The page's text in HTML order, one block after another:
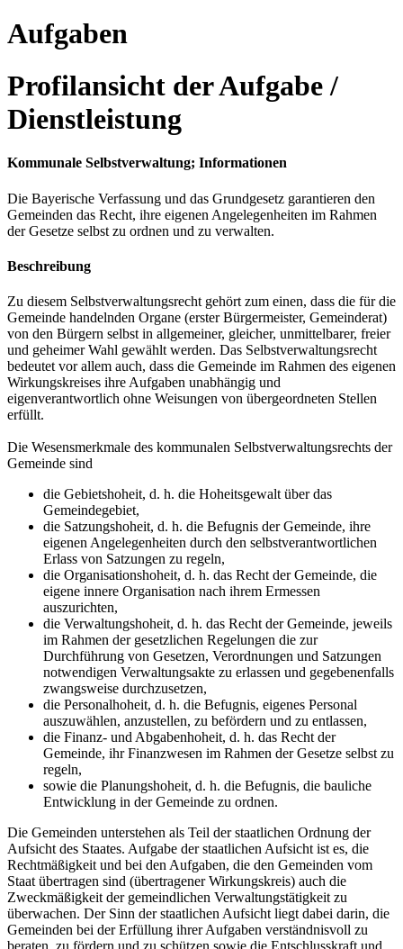
Aufgaben
Profilansicht der Aufgabe /
Dienstleistung
Kommunale Selbstverwaltung; Informationen
Die Bayerische Verfassung und das Grundgesetz garantieren den
Gemeinden das Recht, ihre eigenen Angelegenheiten im Rahmen
der Gesetze selbst zu ordnen und zu verwalten.
Beschreibung
Zu diesem Selbstverwaltungsrecht gehört zum einen, dass die für die
Gemeinde handelnden Organe (erster Bürgermeister, Gemeinderat)
von den Bürgern selbst in allgemeiner, gleicher, unmittelbarer, freier
und geheimer Wahl gewählt werden. Das Selbstverwaltungsrecht
bedeutet vor allem auch, dass die Gemeinde im Rahmen des eigenen
Wirkungskreises ihre Aufgaben unabhängig und
eigenverantwortlich ohne Weisungen von übergeordneten Stellen
erfüllt.
Die Wesensmerkmale des kommunalen Selbstverwaltungsrechts der
Gemeinde sind
die Gebietshoheit, d. h. die Hoheitsgewalt über das
Gemeindegebiet,
die Satzungshoheit, d. h. die Befugnis der Gemeinde, ihre
eigenen Angelegenheiten durch den selbstverantwortlichen
Erlass von Satzungen zu regeln,
die Organisationshoheit, d. h. das Recht der Gemeinde, die
eigene innere Organisation nach ihrem Ermessen
auszurichten,
die Verwaltungshoheit, d. h. das Recht der Gemeinde, jeweils
im Rahmen der gesetzlichen Regelungen die zur
Durchführung von Gesetzen, Verordnungen und Satzungen
notwendigen Verwaltungsakte zu erlassen und gegebenenfalls
zwangsweise durchzusetzen,
die Personalhoheit, d. h. die Befugnis, eigenes Personal
auszuwählen, anzustellen, zu befördern und zu entlassen,
die Finanz- und Abgabenhoheit, d. h. das Recht der
Gemeinde, ihr Finanzwesen im Rahmen der Gesetze selbst zu
regeln,
sowie die Planungshoheit, d. h. die Befugnis, die bauliche
Entwicklung in der Gemeinde zu ordnen.
Die Gemeinden unterstehen als Teil der staatlichen Ordnung der
Aufsicht des Staates. Aufgabe der staatlichen Aufsicht ist es, die
Rechtmäßigkeit und bei den Aufgaben, die den Gemeinden vom
Staat übertragen sind (übertragener Wirkungskreis) auch die
Zweckmäßigkeit der gemeindlichen Verwaltungstätigkeit zu
überwachen. Der Sinn der staatlichen Aufsicht liegt dabei darin, die
Gemeinden bei der Erfüllung ihrer Aufgaben verständnisvoll zu